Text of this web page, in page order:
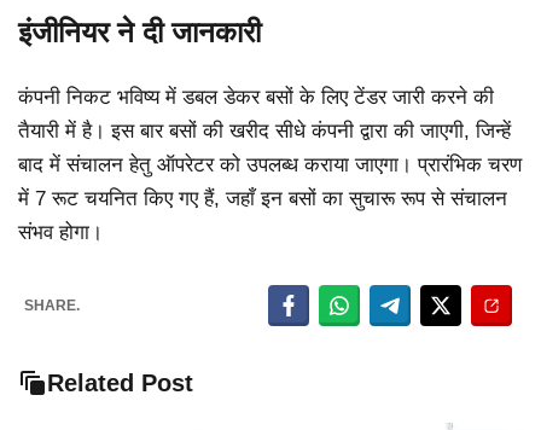
इंजीनियर ने दी जानकारी
कंपनी निकट भविष्य में डबल डेकर बसों के लिए टेंडर जारी करने की
तैयारी में है। इस बार बसों की खरीद सीधे कंपनी द्वारा की जाएगी, जिन्हें
बाद में संचालन हेतु ऑपरेटर को उपलब्ध कराया जाएगा। प्रारंभिक चरण
में 7 रूट चयनित किए गए हैं, जहाँ इन बसों का सुचारू रूप से संचालन
संभव होगा।
SHARE.
Related Post